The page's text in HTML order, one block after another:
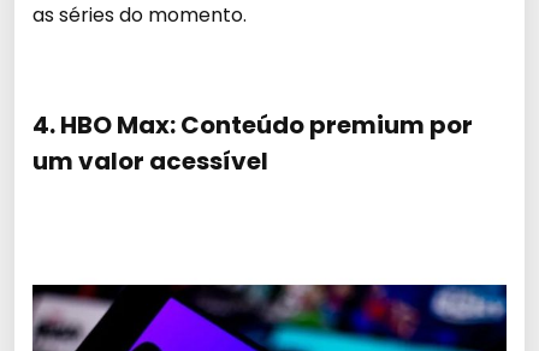
as séries do momento.
4. HBO Max: Conteúdo premium por
um valor acessível